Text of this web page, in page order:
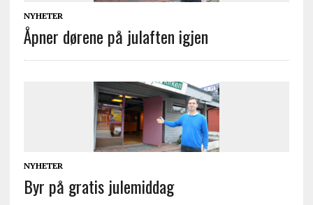
NYHETER
Åpner dørene på julaften igjen
NYHETER
Byr på gratis julemiddag